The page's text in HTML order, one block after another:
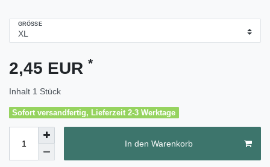
GRÖSSE
2,45 EUR *
Inhalt 1 Stück
Sofort versandfertig, Lieferzeit 2-3 Werktage
In den Warenkorb